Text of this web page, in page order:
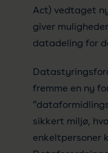
Act) vedtaget
giver
datadeling for
fremme en ny
sikkert miljø,
enkeltpersoner